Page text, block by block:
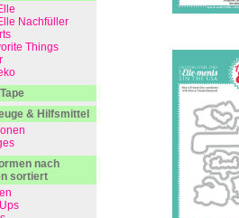
Nachfüller
Things
& Hilfsmittel
nach
sortiert